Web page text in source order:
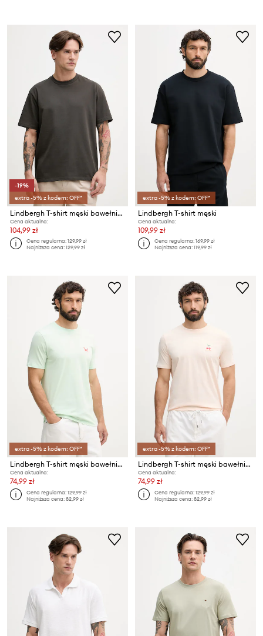
-19%
extra -5% z kodem: OFF*
Lindbergh T-shirt męski bawełniany
Cena aktualna:
104,99 zł
Cena regularna:129,99 zł
Najniższa cena:129,99 zł
extra -5% z kodem: OFF*
Lindbergh T-shirt męski
Cena aktualna:
109,99 zł
Cena regularna:169,99 zł
Najniższa cena:119,99 zł
extra -5% z kodem: OFF*
Lindbergh T-shirt męski bawełniany
Cena aktualna:
74,99 zł
Cena regularna:129,99 zł
Najniższa cena:82,99 zł
extra -5% z kodem: OFF*
Lindbergh T-shirt męski bawełniany
Cena aktualna:
74,99 zł
Cena regularna:129,99 zł
Najniższa cena:82,99 zł